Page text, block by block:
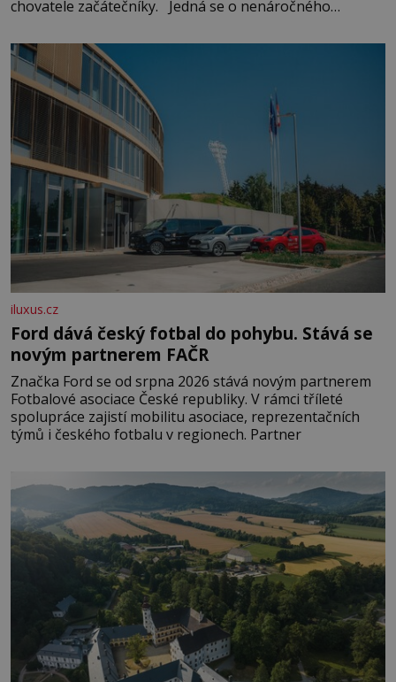
chovatele začátečníky. Jedná se o nenáročného
času tráví na zemi, kde sbírá zbytky semínek Jeho
domovinou je prakticky celá Austrálie s výjimkou
pobřežní oblasti.
iluxus.cz
Ford dává český fotbal do pohybu. Stává se
novým partnerem FAČR
Značka Ford se od srpna 2026 stává novým partnerem
Fotbalové asociace České republiky. V rámci tříleté
spolupráce zajistí mobilitu asociace, reprezentačních
týmů i českého fotbalu v regionech. Partner